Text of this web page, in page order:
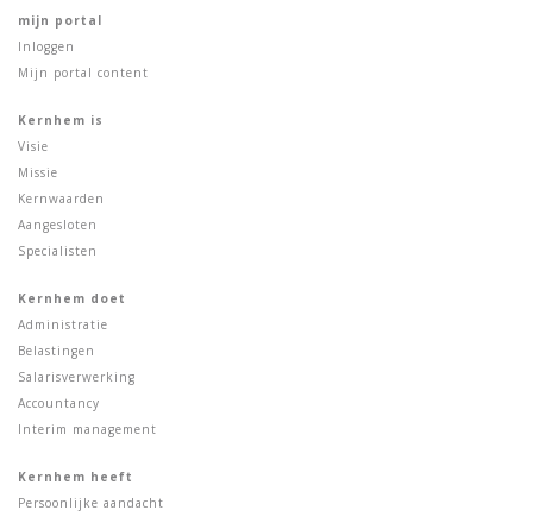
mijn portal
Inloggen
Mijn portal content
Kernhem is
Visie
Missie
Kernwaarden
Aangesloten
Specialisten
Kernhem doet
Administratie
Belastingen
Salarisverwerking
Accountancy
Interim management
Kernhem heeft
Persoonlijke aandacht